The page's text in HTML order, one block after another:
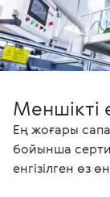
Меншікті
Ең жоғары
бойынша
енгізілген өз